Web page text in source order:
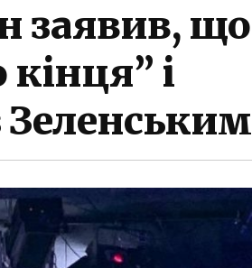
заявив, що
і
Зеленським